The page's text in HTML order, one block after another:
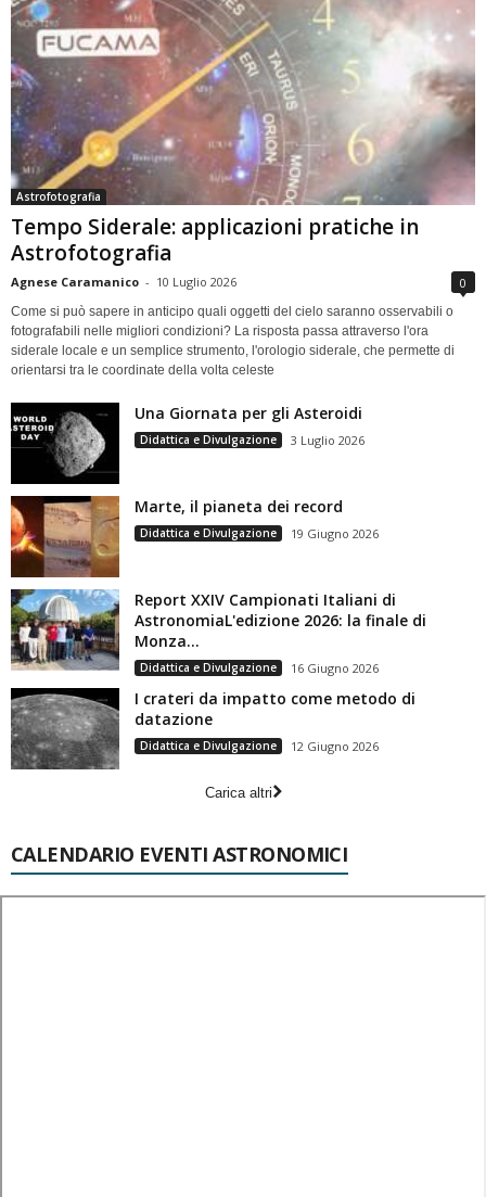
Astrofotografia
Tempo Siderale: applicazioni pratiche in
Astrofotografia
Agnese Caramanico - 10 Luglio 2026 0
Come si può sapere in anticipo quali oggetti del cielo saranno osservabili o
fotografabili nelle migliori condizioni? La risposta passa attraverso l'ora
siderale locale e un semplice strumento, l'orologio siderale, che permette di
orientarsi tra le coordinate della volta celeste
Una Giornata per gli Asteroidi
Didattica e Divulgazione 3 Luglio 2026
Marte, il pianeta dei record
Didattica e Divulgazione 19 Giugno 2026
Report XXIV Campionati Italiani di
AstronomiaL'edizione 2026: la finale di
Monza...
Didattica e Divulgazione 16 Giugno 2026
I crateri da impatto come metodo di
datazione
Didattica e Divulgazione 12 Giugno 2026
Carica altri
CALENDARIO EVENTI ASTRONOMICI